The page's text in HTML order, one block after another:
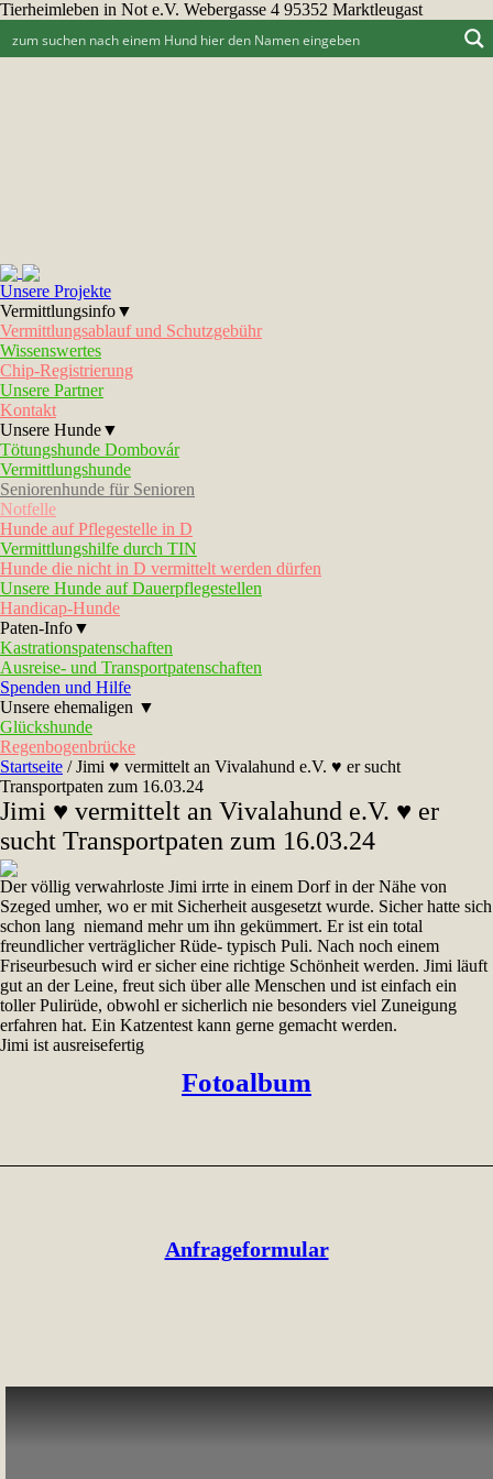
Tierheimleben in Not e.V. Webergasse 4 95352 Marktleugast
Unsere Projekte
Vermittlungsinfo▼
Vermittlungsablauf und Schutzgebühr
Wissenswertes
Chip-Registrierung
Unsere Partner
Kontakt
Unsere Hunde▼
Tötungshunde Dombovár
Vermittlungshunde
Seniorenhunde für Senioren
Notfelle
Hunde auf Pflegestelle in D
Vermittlungshilfe durch TIN
Hunde die nicht in D vermittelt werden dürfen
Unsere Hunde auf Dauerpflegestellen
Handicap-Hunde
Paten-Info▼
Kastrationspatenschaften
Ausreise- und Transportpatenschaften
Spenden und Hilfe
Unsere ehemaligen ▼
Glückshunde
Regenbogenbrücke
Startseite /Jimi ♥ vermittelt an Vivalahund e.V. ♥ er sucht
Transportpaten zum 16.03.24
Jimi ♥ vermittelt an Vivalahund e.V. ♥ er
sucht Transportpaten zum 16.03.24
Der völlig verwahrloste Jimi irrte in einem Dorf in der Nähe von
Szeged umher, wo er mit Sicherheit ausgesetzt wurde. Sicher hatte sich
schon lang niemand mehr um ihn gekümmert. Er ist ein total
freundlicher verträglicher Rüde- typisch Puli. Nach noch einem
Friseurbesuch wird er sicher eine richtige Schönheit werden. Jimi läuft
gut an der Leine, freut sich über alle Menschen und ist einfach ein
toller Pulirüde, obwohl er sicherlich nie besonders viel Zuneigung
erfahren hat. Ein Katzentest kann gerne gemacht werden.
Jimi ist ausreisefertig
Fotoalbum
Anfrageformular